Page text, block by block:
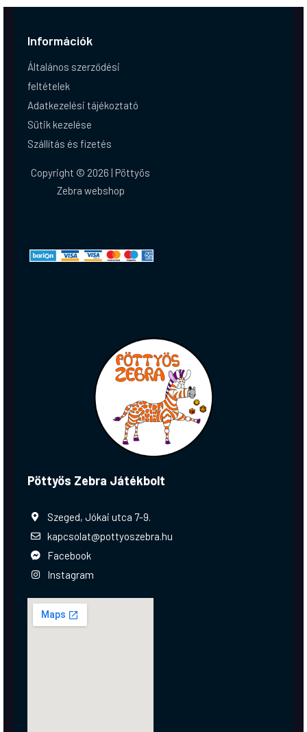
Információk
Általános szerződési
feltételek
Adatkezelési tájékoztató
Sütik kezelése
Szállítás és fizetés
Copyright © 2026 | Pöttyös
Zebra webshop
Pöttyös Zebra Játékbolt
Szeged, Jókai utca 7-9.
kapcsolat@pottyoszebra.hu
Facebook
Instagram